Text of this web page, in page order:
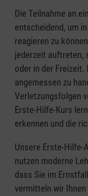
Die Teilnahme an
entscheidend, um
reagieren zu
jederzeit auftreten,
oder in der Freizeit.
angemessen zu
Verletzungsfolgen
Erste-Hilfe-Kurs
erkennen und die
Unsere Erste-Hilfe-
nutzen moderne
dass Sie im
vermitteln wir